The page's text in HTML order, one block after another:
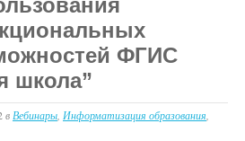
ФГИС
школа”
в Вебинары Информатизация образования